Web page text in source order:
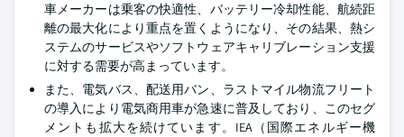
車メーカーは乗客の快適性、バッテリー冷却性能、航続距
離の最大化により重点を置くようになり、その結果、熱シ
ステムのサービスやソフトウェアキャリブレーション支援
に対する需要が高まっています。
また、電気バス、配送用バン、ラストマイル物流フリート
の導入により電気商用車が急速に普及しており、このセグ
メントも拡大を続けています。IEA（国際エネルギー機